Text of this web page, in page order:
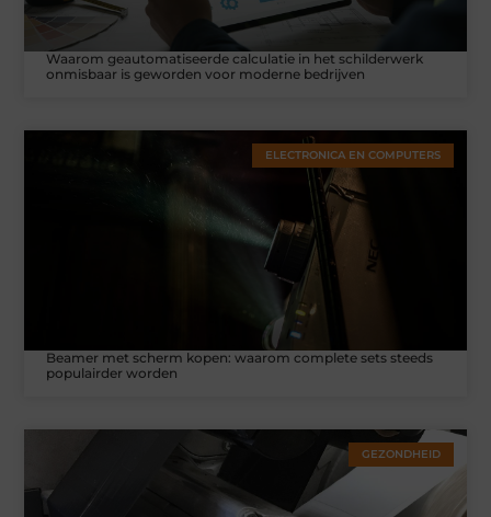
Waarom geautomatiseerde calculatie in het schilderwerk
onmisbaar is geworden voor moderne bedrijven
ELECTRONICA EN COMPUTERS
Beamer met scherm kopen: waarom complete sets steeds
populairder worden
GEZONDHEID